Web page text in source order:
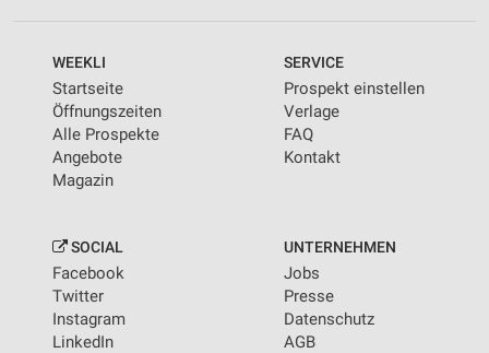
WEEKLI
Startseite
Öffnungszeiten
Alle Prospekte
Angebote
Magazin
SERVICE
Prospekt einstellen
Verlage
FAQ
Kontakt
SOCIAL
Facebook
Twitter
Instagram
LinkedIn
UNTERNEHMEN
Jobs
Presse
Datenschutz
AGB